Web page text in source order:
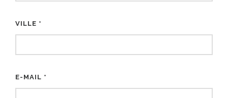
VILLE *
E-MAIL *